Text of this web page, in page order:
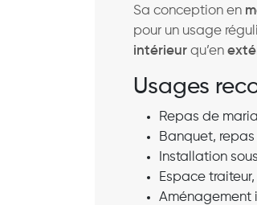
Sa conception en
pour un usage
intérieur qu’en
Usages
Repas de
Banquet, repas
Installation
Espace
Aménagement